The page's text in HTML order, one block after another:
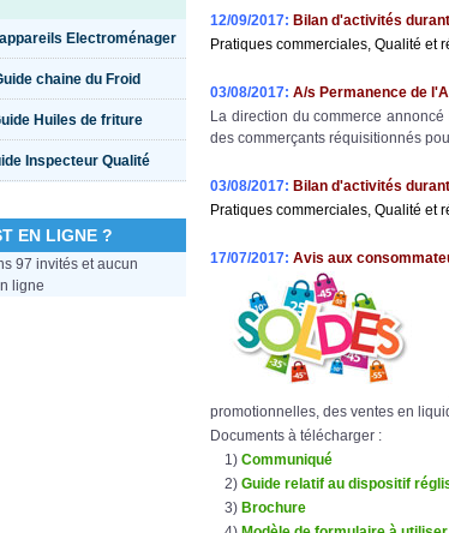
Electroménager
chaine du Froid
Huiles de friture
Inspecteur Qualité
EN LIGNE ?
97 invités et aucun
ligne
12/09/2017: Bilan d'activités
Pratiques commerciales, Qualité et
03/08/2017: A/s Permanence de
La direction du commerce
des commerçants réquisitionnés
03/08/2017: Bilan d'activités
Pratiques commerciales, Qualité et
17/07/2017: Avis aux
promotionnelles, des ventes en
Documents à télécharger :
1) Communiqué
2) Guide relatif au dispositif
3) Brochure